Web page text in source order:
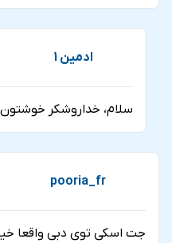
ادمین 1
سلام، خداروشکر
pooria_fr
جت اسکی توی دبی واقعا